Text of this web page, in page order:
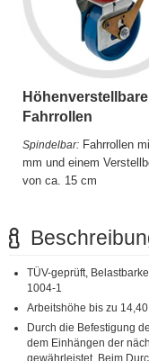
Höhenverstellbare
Fahrrollen
Spindelbar: Fahrrollen
mm und einem
von ca. 15 cm
TÜV-geprüft,
1004-1
Arbeitshöhe bis zu
Durch die Befestigung
dem Einhängen der